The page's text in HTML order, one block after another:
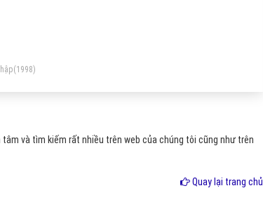
(1998)
tâm và tìm kiếm rất nhiều trên web của chúng tôi cũng như trên
Quay lại trang chủ